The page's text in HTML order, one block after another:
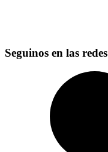
Seguinos en las redes